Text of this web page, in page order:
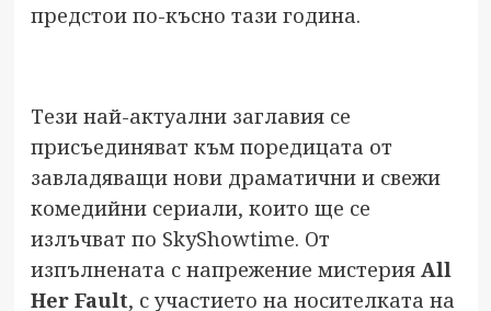
предстои по-късно тази година.
Тези най-актуални заглавия се
присъединяват към поредицата от
завладяващи нови драматични и свежи
комедийни сериали, които ще се
излъчват по SkyShowtimе. От
изпълнената с напрежение мистерия All
Her Fault, с участието на носителката на